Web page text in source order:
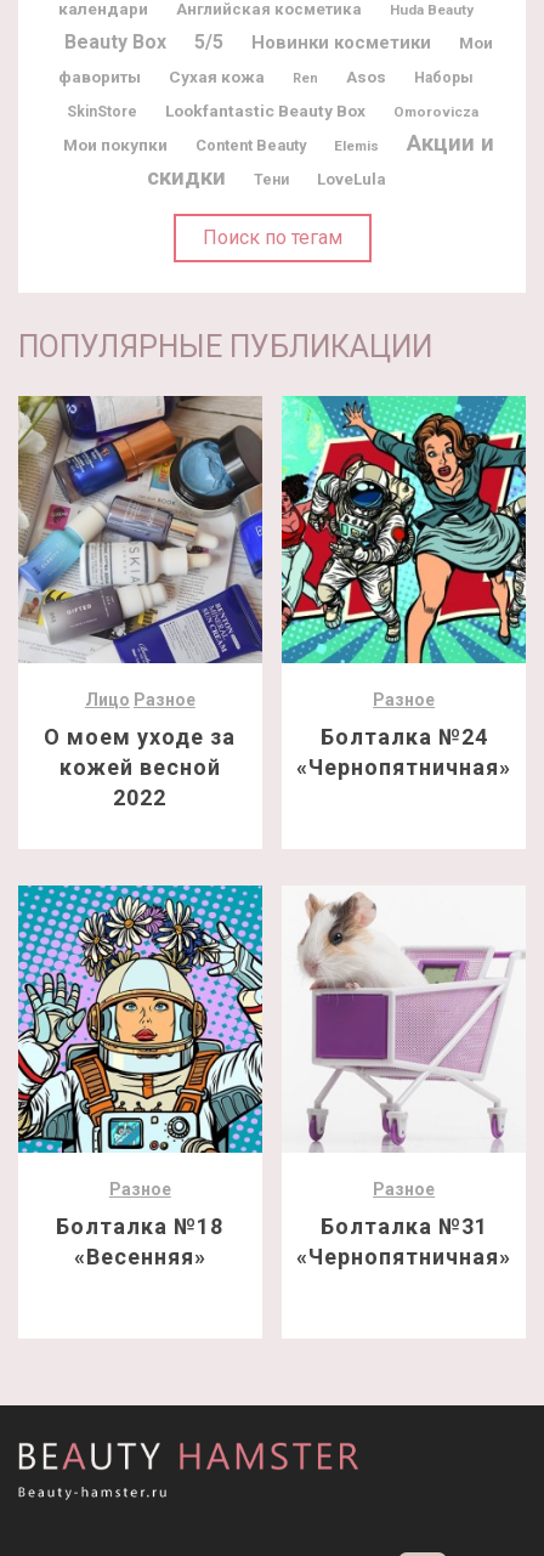
календари
Английская косметика Huda Beauty
Beauty Box 5/5 Новинки косметики
Мои
фавориты
Сухая кожа Ren Asos
Наборы
SkinStore
Lookfantastic Beauty Box Omorovicza
Мои покупки Content Beauty Elemis
Акции и
скидки
Тени LoveLula
Поиск по тегам
ПОПУЛЯРНЫЕ ПУБЛИКАЦИИ
Лицо Разное
О моем уходе за
кожей весной
2022
Разное
Болталка №24
«Чернопятничная»
Разное
Болталка №18
«Весенняя»
Разное
Болталка №31
«Чернопятничная»